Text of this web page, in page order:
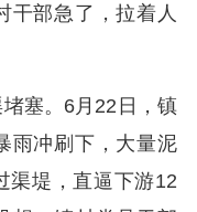
干部急了，拉着人
塞。6月22日，镇
雨冲刷下，大量泥
渠堤，直逼下游12